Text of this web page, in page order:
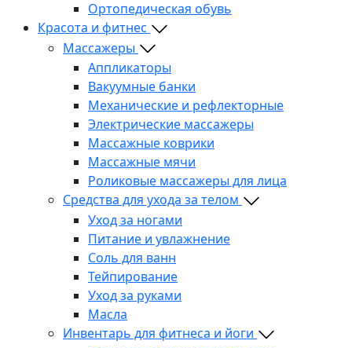
Ортопедическая обувь
Красота и фитнес
Массажеры
Аппликаторы
Вакуумные банки
Механические и рефлекторные
Электрические массажеры
Массажные коврики
Массажные мячи
Роликовые массажеры для лица
Средства для ухода за телом
Уход за ногами
Питание и увлажнение
Соль для ванн
Тейпирование
Уход за руками
Масла
Инвентарь для фитнеса и йоги